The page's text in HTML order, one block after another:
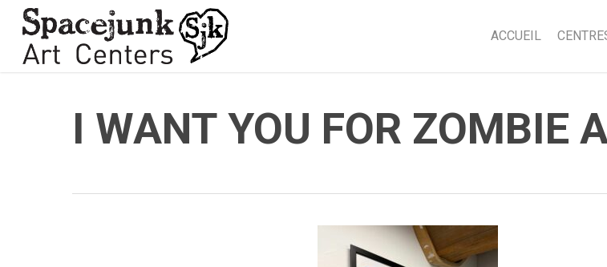
ACCUEIL
I WANT YOU FOR ZOMBIE